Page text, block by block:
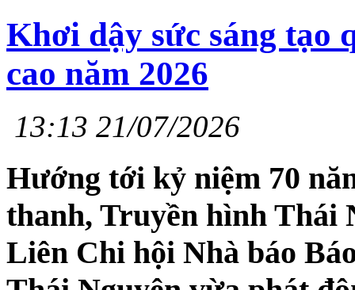
Khơi dậy sức sáng tạo
cao năm 2026
13:13 21/07/2026
Hướng tới kỷ niệm 70
thanh, Truyền hình Thái
Liên Chi hội Nhà báo